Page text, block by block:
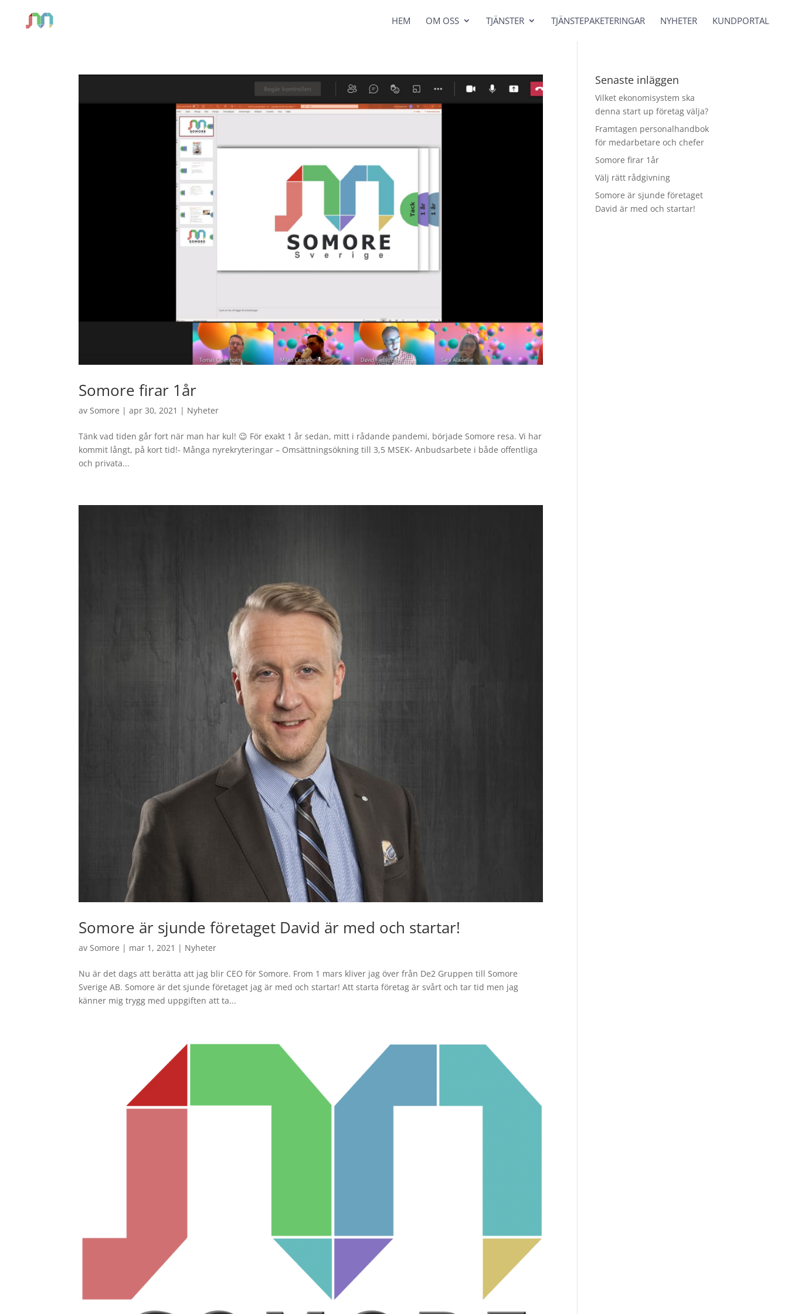
HEM OM OSS TJÄNSTER TJÄNSTEPAKETERINGAR NYHETER KUNDPORTAL
Somore firar 1år
av Somore |apr 30, 2021 | Nyheter
Tänk vad tiden går fort när man har kul! 😉 För exakt 1 år sedan, mitt i rådande pandemi, började Somore resa. Vi har
kommit långt, på kort tid!- Många nyrekryteringar – Omsättningsökning till 3,5 MSEK- Anbudsarbete i både offentliga
och privata...
Somore är sjunde företaget David är med och startar!
av Somore | mar 1, 2021 | Nyheter
Nu är det dags att berätta att jag blir CEO för Somore. From 1 mars kliver jag över från De2 Gruppen till Somore
Sverige AB. Somore är det sjunde företaget jag är med och startar! Att starta företag är svårt och tar tid men jag
känner mig trygg med uppgiften att ta...
Senaste inläggen
Vilket ekonomisystem ska
denna start up företag välja?
Framtagen personalhandbok
för medarbetare och chefer
Somore firar 1år
Välj rätt rådgivning
Somore är sjunde företaget
David är med och startar!